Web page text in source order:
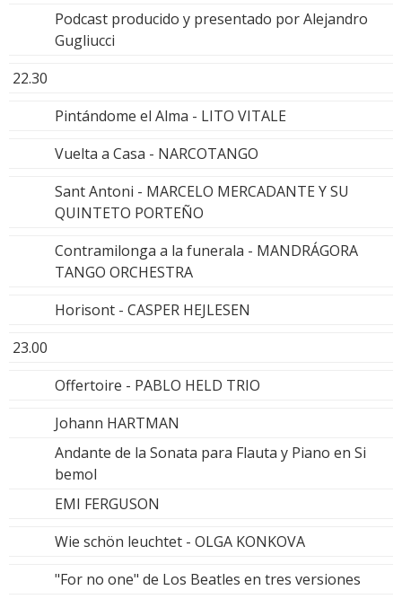
Podcast producido y presentado por Alejandro
Gugliucci
22.30
Pintándome el Alma - LITO VITALE
Vuelta a Casa - NARCOTANGO
Sant Antoni - MARCELO MERCADANTE Y SU
QUINTETO PORTEÑO
Contramilonga a la funerala - MANDRÁGORA
TANGO ORCHESTRA
Horisont - CASPER HEJLESEN
23.00
Offertoire - PABLO HELD TRIO
Johann HARTMAN
Andante de la Sonata para Flauta y Piano en Si
bemol
EMI FERGUSON
Wie schön leuchtet - OLGA KONKOVA
"For no one" de Los Beatles en tres versiones